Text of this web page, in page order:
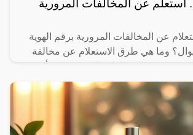
عن المخالفات المرورية
عن المخالفات المرورية برقم الهوية
وما هي طرق الاستعلام عن مخالفة